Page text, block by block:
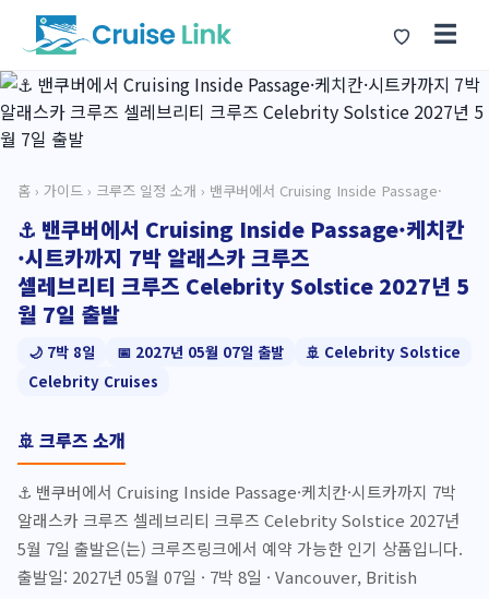
☰
홈 › 가이드 › 크루즈 일정 소개 › 밴쿠버에서 Cruising Inside Passage·
⚓ 밴쿠버에서 Cruising Inside Passage·케치칸
·시트카까지 7박 알래스카 크루즈
셀레브리티 크루즈 Celebrity Solstice 2027년 5
월 7일 출발
🌙 7박 8일 📅 2027년 05월 07일 출발
🚢 Celebrity Solstice
Celebrity Cruises
🚢 크루즈 소개
⚓ 밴쿠버에서 Cruising Inside Passage·케치칸·시트카까지 7박
알래스카 크루즈 셀레브리티 크루즈 Celebrity Solstice 2027년
5월 7일 출발은(는) 크루즈링크에서 예약 가능한 인기 상품입니다.
출발일: 2027년 05월 07일 · 7박 8일 · Vancouver, British